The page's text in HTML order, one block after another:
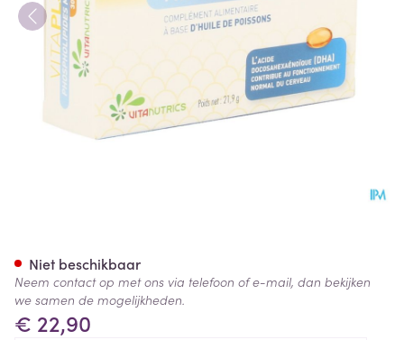
€ 22,90
Niet beschikbaar
Neem contact op met ons via telefoon of e-mail, dan bekijken
we samen de mogelijkheden.